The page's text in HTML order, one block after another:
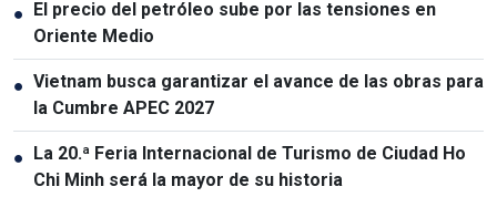
●
El precio del petróleo sube por las tensiones en
Oriente Medio
● Vietnam busca garantizar el avance de las obras para
la Cumbre APEC 2027
●
La 20.ª Feria Internacional de Turismo de Ciudad Ho
Chi Minh será la mayor de su historia